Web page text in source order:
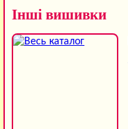
Інші вишивки